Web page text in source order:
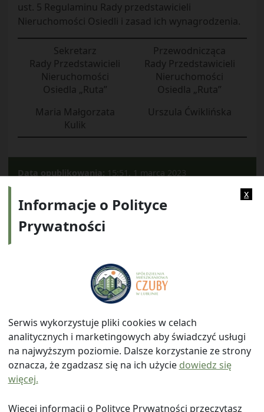
ust. 5 Regulaminu Rady przedstawicieli
Nieruchomości Osiedli i zasad ich wynagrodzenia.
Sekretarz
Rady Przedstawicieli
Nieruchomości
Osiedla „Ruta”
Maria Małgorzata
Kulik
Przewodnicząca
Rady Przedstawicieli
Nieruchomości
Osiedla „Ruta”
Urszula Ćwiklińska
Data opublikowania: 15:51, 1 marca 2023
ul. Watykańska 6, 20-538 Lublin
Telefon: 814641700 E-mail: info@smczuby.pl
© 2026
x
Informacje o Polityce
Prywatności
Serwis wykorzystuje pliki cookies w celach
analitycznych i marketingowych aby świadczyć usługi
na najwyższym poziomie. Dalsze korzystanie ze strony
oznacza, że zgadzasz się na ich użycie dowiedz się
więcej.
Więcej informacji o Polityce Prywatności przeczytasz